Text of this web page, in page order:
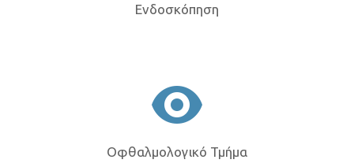
Ενδοσκόπηση
Οφθαλμολογικό Τμήμα